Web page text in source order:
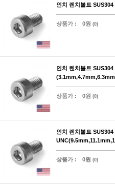
인치 렌치볼트
상품가 : 0원 (0)
인치 렌치볼트
상품가 : 0원 (0)
인치 렌치볼트 SUS304
상품가 : 0원 (0)